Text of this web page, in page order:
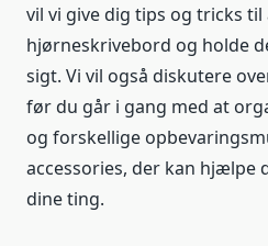
vil vi give dig tips og tricks
hjørneskrivebord og holde
sigt. Vi vil også diskutere
før du går i gang med at
og forskellige
accessories, der kan hjælpe
dine ting.